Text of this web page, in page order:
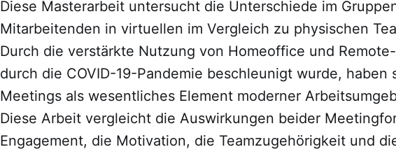
Diese Masterarbeit untersucht die Unterschiede im
Mitarbeitenden in virtuellen im Vergleich zu physischen
Durch die verstärkte Nutzung von Homeoffice und
durch die COVID-19-Pandemie beschleunigt wurde, haben
Meetings als wesentliches Element moderner
Diese Arbeit vergleicht die Auswirkungen beider
Engagement, die Motivation, die Teamzugehörigkeit und